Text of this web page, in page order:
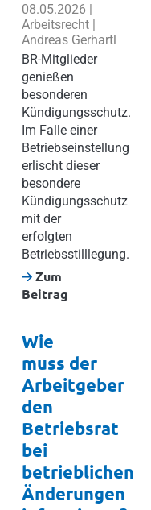
08.05.2026 |
Arbeitsrecht |
Andreas Gerhartl
BR-Mitglieder
genießen
besonderen
Kündigungsschutz.
Im Falle einer
Betriebseinstellung
erlischt dieser
besondere
Kündigungsschutz
mit der
erfolgten
Betriebsstilllegung.
Zum
Beitrag
Wie
muss der
Arbeitgeber
den
Betriebsrat
bei
betrieblichen
Änderungen